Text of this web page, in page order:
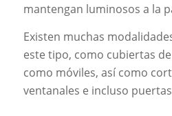
mantengan luminosos a la
Existen muchas
este tipo, como cubiertas
como móviles, así como
ventanales e incluso